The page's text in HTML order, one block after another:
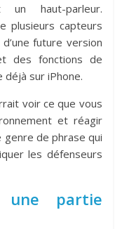
un haut-parleur.
plusieurs capteurs
future version
des fonctions de
déjà sur iPhone.
voir ce que vous
et réagir
genre de phrase qui
les défenseurs
une partie